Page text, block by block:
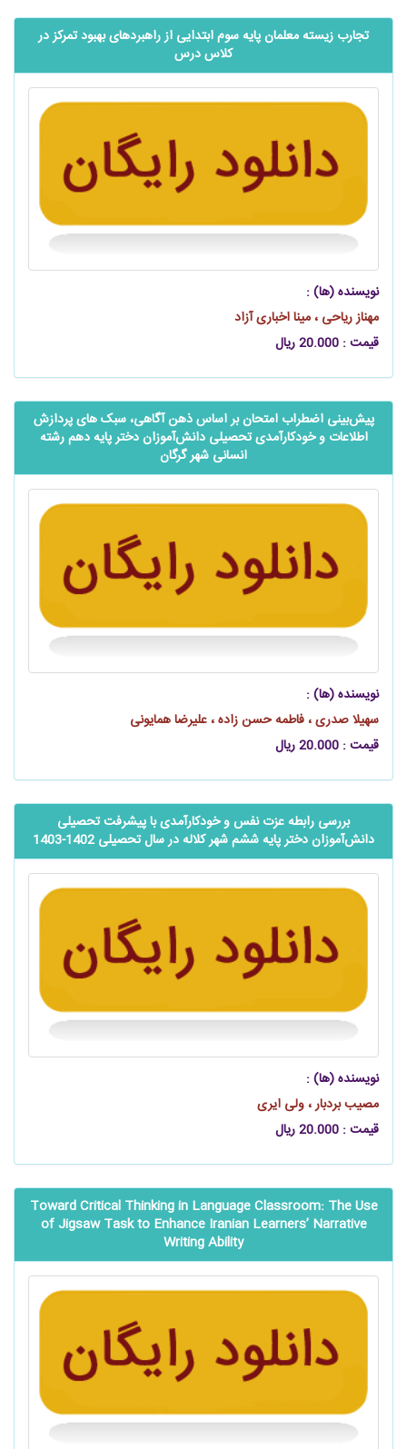
تجارب زیسته معلمان پایه سوم ابتدایی از راهبردهای بهبود تمرکز در
کلاس درس
نویسنده (ها) :
مهناز ریاحی ، مینا اخباری آزاد
قیمت : 20.000 ریال
‌‌‌‌‌پیش‌بینی اضطراب امتحان بر اساس ذهن آگاهی، سبک‌ های پردازش
اطلاعات و خودکارآمدی تحصیلی ‌‌‌‌‌دانش‌آموزان دختر پایه دهم رشته
انسانی شهر گرگان
نویسنده (ها) :
سهیلا صدری ، فاطمه حسن‌ زاده ، علیرضا همایونی
قیمت : 20.000 ریال
بررسی رابطه عزت نفس و خودکارآمدی با پیشرفت تحصیلی
‌‌‌‌دانش‌آموزان دختر پایه ششم شهر کلاله در سال تحصیلی 1402-1403
نویسنده (ها) :
مصیب بردبار ، ولی ایری
قیمت : 20.000 ریال
Toward Critical Thinking in Language Classroom: The Use
of Jigsaw Task to Enhance Iranian Learners’ Narrative
Writing Ability